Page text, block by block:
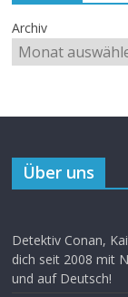
Archiv
Über uns
Detektiv Conan,
dich seit 2008 mit
und auf Deutsch!